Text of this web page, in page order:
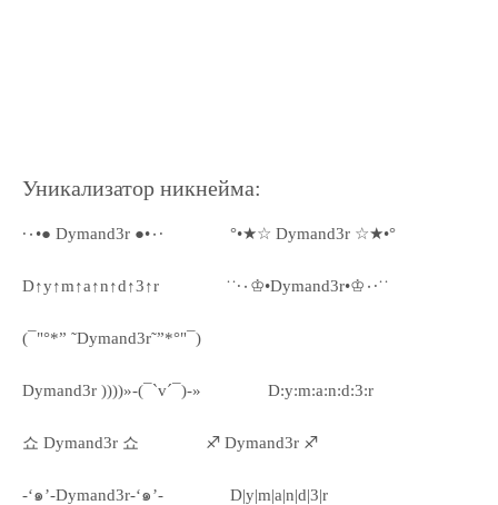
Уникализатор никнейма:
·٠•● Dymand3r ●•٠· °•★☆ Dymand3r ☆★•°
D↑y↑m↑a↑n↑d↑3↑r ˙˙·٠♔•Dymand3r•♔٠·˙˙
(¯"°*” ˜Dymand3r˜”*°"¯)
Dymand3r ))))»-(¯`v´¯)-» D:y:m:a:n:d:3:r
쇼 Dymand3r 쇼 ♐ Dymand3r ♐
-‘๑’-Dymand3r-‘๑’- D|y|m|a|n|d|3|r